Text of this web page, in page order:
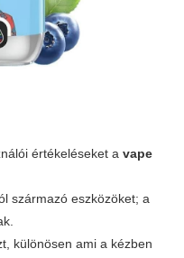
értékeléseket a vape
származó eszközöket; a
különösen ami a kézben